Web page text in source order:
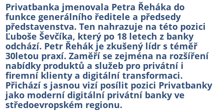
Privatbanka jmenovala Petra Řeháka do
funkce generálního ředitele a předsedy
představenstva. Ten nahrazuje na této pozici
Ľuboše Ševčíka, který po 18 letech z banky
odchází. Petr Řehák je zkušený lídr s téměř
30letou praxí. Zaměří se zejména na rozšíření
nabídky produktů a služeb pro privátní i
firemní klienty a digitální transformaci.
Přichází s jasnou vizí posílit pozici Privatbanky
jako moderní digitální privátní banky ve
středoevropském regionu.